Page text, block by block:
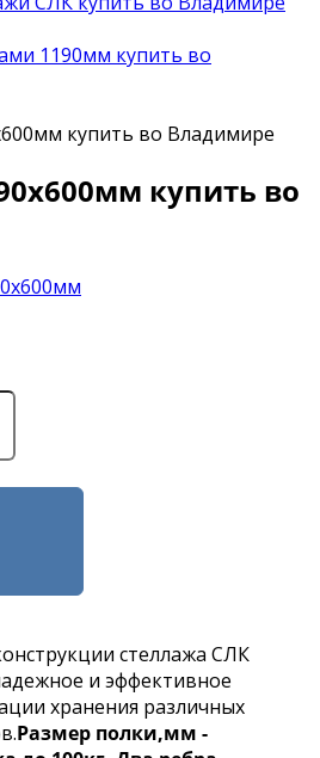
1190мм купить во
купить во Владимире
купить во
стеллажа СЛК
и эффективное
хранения различных
Размер полки,мм -